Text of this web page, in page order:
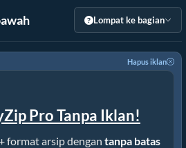
Lompat ke bagian
Hapus iklan
Pro Tanpa Iklan!
format arsip dengan tanpa batas